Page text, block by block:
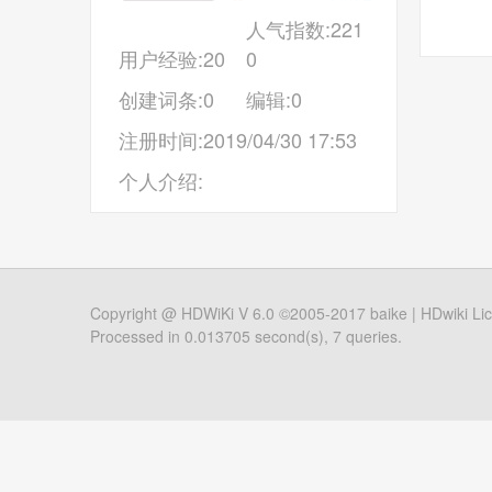
用户经验:20
人气指数:221
0
创建词条:0
编辑:0
注册时间:2019/04/30 17:53
个人介绍:
Copyright @ HDWiKi V 6.0 ©2005-2017 baike | HDwiki
Processed in 0.013705 second(s), 7 queries.